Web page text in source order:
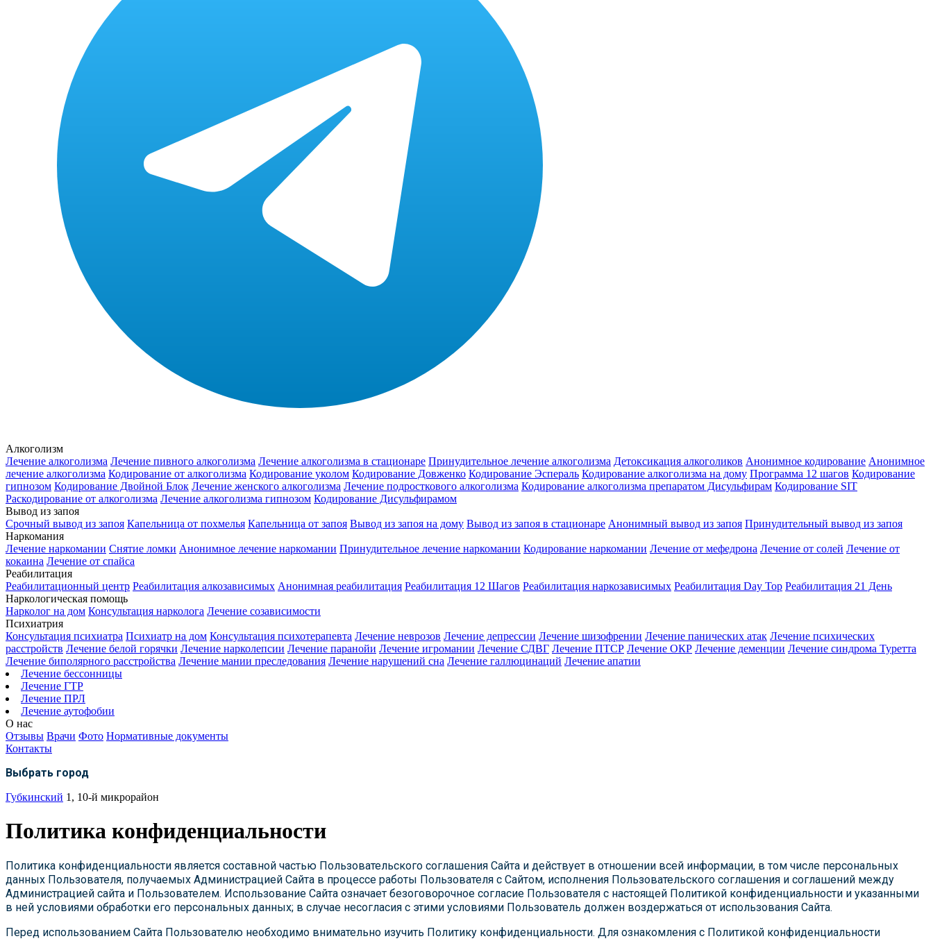
Алкоголизм
Лечение алкоголизма Лечение пивного алкоголизма Лечение алкоголизма в стационаре Принудительное лечение алкоголизма Детоксикация алкоголиков Анонимное кодирование Анонимное
лечение алкоголизма Кодирование от алкоголизма Кодирование уколом Кодирование Довженко Кодирование Эспераль Кодирование алкоголизма на дому Программа 12 шагов Кодирование
гипнозом Кодирование Двойной Блок Лечение женского алкоголизма Лечение подросткового алкоголизма Кодирование алкоголизма препаратом Дисульфирам Кодирование SIT
Раскодирование от алкоголизма Лечение алкоголизма гипнозом Кодирование Дисульфирамом
Вывод из запоя
Срочный вывод из запоя Капельница от похмелья Капельница от запоя Вывод из запоя на дому Вывод из запоя в стационаре Анонимный вывод из запоя Принудительный вывод из запоя
Наркомания
Лечение наркомании Снятие ломки Анонимное лечение наркомании Принудительное лечение наркомании Кодирование наркомании Лечение от мефедрона Лечение от солей Лечение от
кокаина Лечение от спайса
Реабилитация
Реабилитационный центр Реабилитация алкозависимых Анонимная реабилитация Реабилитация 12 Шагов Реабилитация наркозависимых Реабилитация Day Top Реабилитация 21 День
Наркологическая помощь
Нарколог на дом Консультация нарколога Лечение созависимости
Психиатрия
Консультация психиатра Психиатр на дом Консультация психотерапевта Лечение неврозов Лечение депрессии Лечение шизофрении Лечение панических атак Лечение психических
расстройств Лечение белой горячки Лечение нарколепсии Лечение паранойи Лечение игромании Лечение СДВГ Лечение ПТСР Лечение ОКР Лечение деменции Лечение синдрома Туретта
Лечение биполярного расстройства Лечение мании преследования Лечение нарушений сна Лечение галлюцинаций Лечение апатии
Лечение бессонницы
Лечение ГТР
Лечение ПРЛ
Лечение аутофобии
О нас
Отзывы Врачи Фото Нормативные документы
Контакты
Выбрать город
Губкинский 1, 10-й микрорайон
Политика конфиденциальности
Политика конфиденциальности является составной частью Пользовательского соглашения Сайта и действует в отношении всей информации, в том числе персональных
данных Пользователя, получаемых Администрацией Сайта в процессе работы Пользователя с Сайтом, исполнения Пользовательского соглашения и соглашений между
Администрацией сайта и Пользователем. Использование Сайта означает безоговорочное согласие Пользователя с настоящей Политикой конфиденциальности и указанными
в ней условиями обработки его персональных данных; в случае несогласия с этими условиями Пользователь должен воздержаться от использования Сайта.
Перед использованием Сайта Пользователю необходимо внимательно изучить Политику конфиденциальности. Для ознакомления с Политикой конфиденциальности